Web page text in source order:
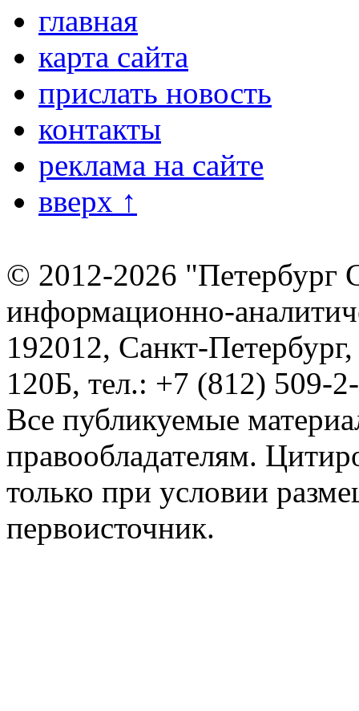
главная
карта сайта
прислать новость
контакты
реклама на сайте
вверх ↑
© 2012-2026 "Петербург
информационно-
192012, Санкт-
120Б, тел.: +7 (812) 509-
Все публикуемые
правообладателям.
только при условии
первоисточник.